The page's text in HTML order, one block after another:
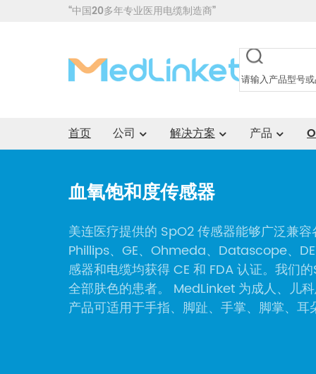
“中国20多年专业医用电缆制造商”
首页 公司 解决方案 产品
血氧饱和度传感器
美连医疗提供的 SpO2 传感器能够广泛兼
Phillips、GE、Ohmeda、Datascope、
感器和电缆均获得 CE 和 FDA 认证。我们
全部肤色的患者。 MedLinket 为成人、儿
产品可适用于手指、脚趾、手掌、脚掌、